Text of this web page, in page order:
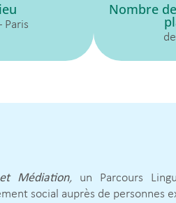
Paris
Nombre
Médiation, un Parcours
social auprès de personnes